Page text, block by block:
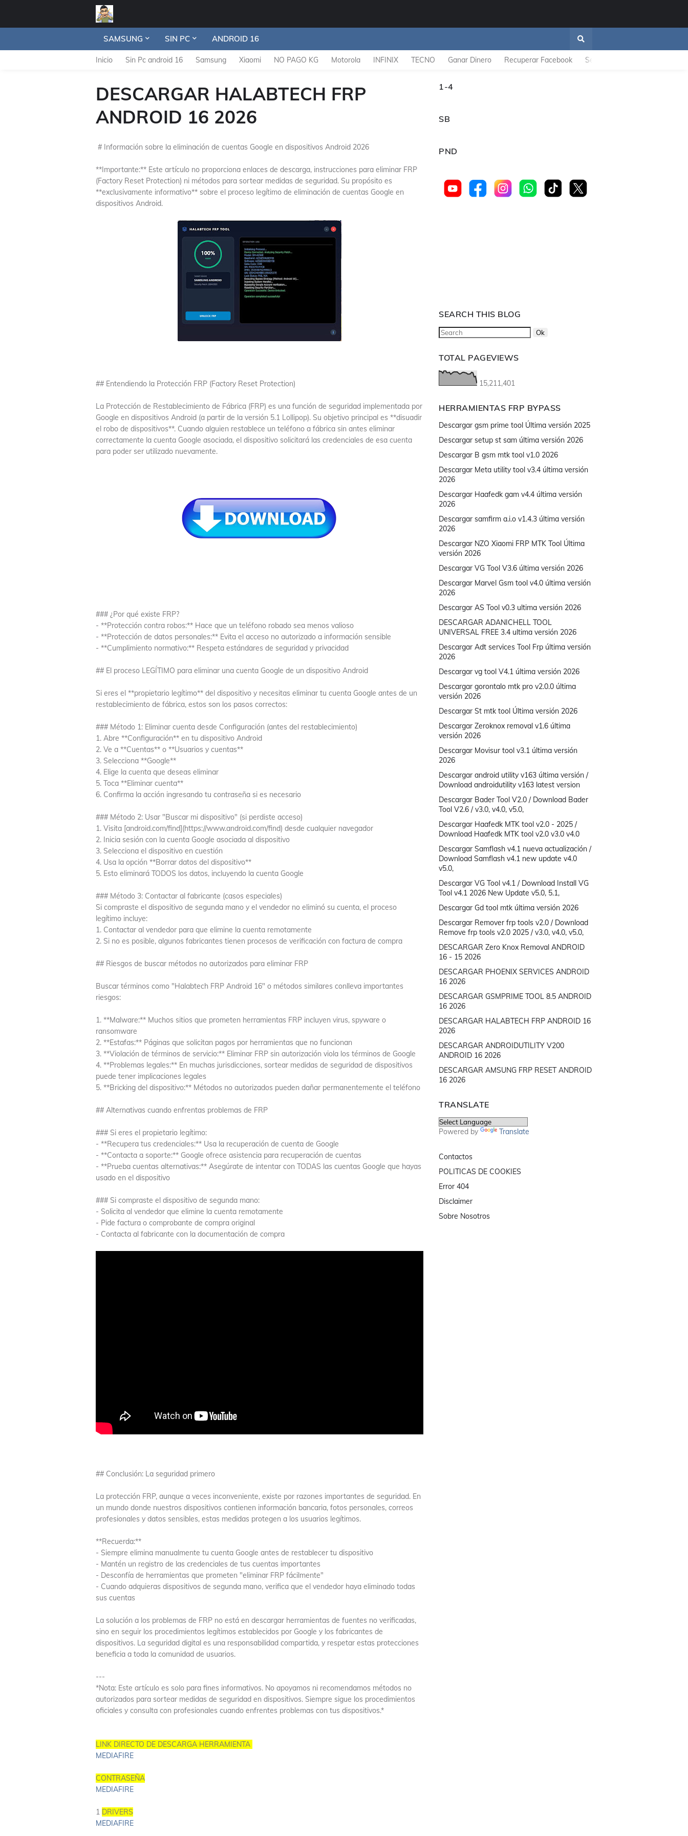
SAMSUNG SIN PC ANDROID 16
Inicio Sin Pc android 16 Samsung Xiaomi NO PAGO KG Motorola INFINIX TECNO Ganar Dinero Recuperar Facebook Se Descarga Rapido
DESCARGAR HALABTECH FRP
ANDROID 16 2026
# Información sobre la eliminación de cuentas Google en dispositivos Android 2026
**Importante:** Este artículo no proporciona enlaces de descarga, instrucciones para eliminar FRP
(Factory Reset Protection) ni métodos para sortear medidas de seguridad. Su propósito es
**exclusivamente informativo** sobre el proceso legítimo de eliminación de cuentas Google en
dispositivos Android.
## Entendiendo la Protección FRP (Factory Reset Protection)
La Protección de Restablecimiento de Fábrica (FRP) es una función de seguridad implementada por
Google en dispositivos Android (a partir de la versión 5.1 Lollipop). Su objetivo principal es **disuadir
el robo de dispositivos**. Cuando alguien restablece un teléfono a fábrica sin antes eliminar
correctamente la cuenta Google asociada, el dispositivo solicitará las credenciales de esa cuenta
para poder ser utilizado nuevamente.
### ¿Por qué existe FRP?
- **Protección contra robos:** Hace que un teléfono robado sea menos valioso
- **Protección de datos personales:** Evita el acceso no autorizado a información sensible
- **Cumplimiento normativo:** Respeta estándares de seguridad y privacidad
## El proceso LEGÍTIMO para eliminar una cuenta Google de un dispositivo Android
Si eres el **propietario legítimo** del dispositivo y necesitas eliminar tu cuenta Google antes de un
restablecimiento de fábrica, estos son los pasos correctos:
### Método 1: Eliminar cuenta desde Configuración (antes del restablecimiento)
1. Abre **Configuración** en tu dispositivo Android
2. Ve a **Cuentas** o **Usuarios y cuentas**
3. Selecciona **Google**
4. Elige la cuenta que deseas eliminar
5. Toca **Eliminar cuenta**
6. Confirma la acción ingresando tu contraseña si es necesario
### Método 2: Usar "Buscar mi dispositivo" (si perdiste acceso)
1. Visita [android.com/find](https://www.android.com/find) desde cualquier navegador
2. Inicia sesión con la cuenta Google asociada al dispositivo
3. Selecciona el dispositivo en cuestión
4. Usa la opción **Borrar datos del dispositivo**
5. Esto eliminará TODOS los datos, incluyendo la cuenta Google
### Método 3: Contactar al fabricante (casos especiales)
Si compraste el dispositivo de segunda mano y el vendedor no eliminó su cuenta, el proceso
legítimo incluye:
1. Contactar al vendedor para que elimine la cuenta remotamente
2. Si no es posible, algunos fabricantes tienen procesos de verificación con factura de compra
## Riesgos de buscar métodos no autorizados para eliminar FRP
Buscar términos como "Halabtech FRP Android 16" o métodos similares conlleva importantes
riesgos:
1. **Malware:** Muchos sitios que prometen herramientas FRP incluyen virus, spyware o
ransomware
2. **Estafas:** Páginas que solicitan pagos por herramientas que no funcionan
3. **Violación de términos de servicio:** Eliminar FRP sin autorización viola los términos de Google
4. **Problemas legales:** En muchas jurisdicciones, sortear medidas de seguridad de dispositivos
puede tener implicaciones legales
5. **Bricking del dispositivo:** Métodos no autorizados pueden dañar permanentemente el teléfono
## Alternativas cuando enfrentas problemas de FRP
### Si eres el propietario legítimo:
- **Recupera tus credenciales:** Usa la recuperación de cuenta de Google
- **Contacta a soporte:** Google ofrece asistencia para recuperación de cuentas
- **Prueba cuentas alternativas:** Asegúrate de intentar con TODAS las cuentas Google que hayas
usado en el dispositivo
### Si compraste el dispositivo de segunda mano:
- Solicita al vendedor que elimine la cuenta remotamente
- Pide factura o comprobante de compra original
- Contacta al fabricante con la documentación de compra
## Conclusión: La seguridad primero
La protección FRP, aunque a veces inconveniente, existe por razones importantes de seguridad. En
un mundo donde nuestros dispositivos contienen información bancaria, fotos personales, correos
profesionales y datos sensibles, estas medidas protegen a los usuarios legítimos.
**Recuerda:**
- Siempre elimina manualmente tu cuenta Google antes de restablecer tu dispositivo
- Mantén un registro de las credenciales de tus cuentas importantes
- Desconfía de herramientas que prometen "eliminar FRP fácilmente"
- Cuando adquieras dispositivos de segunda mano, verifica que el vendedor haya eliminado todas
sus cuentas
La solución a los problemas de FRP no está en descargar herramientas de fuentes no verificadas,
sino en seguir los procedimientos legítimos establecidos por Google y los fabricantes de
dispositivos. La seguridad digital es una responsabilidad compartida, y respetar estas protecciones
beneficia a toda la comunidad de usuarios.
---
*Nota: Este artículo es solo para fines informativos. No apoyamos ni recomendamos métodos no
autorizados para sortear medidas de seguridad en dispositivos. Siempre sigue los procedimientos
oficiales y consulta con profesionales cuando enfrentes problemas con tus dispositivos.*
LINK DIRECTO DE DESCARGA HERRAMIENTA
MEDIAFIRE
CONTRASEÑA
MEDIAFIRE
1 DRIVERS
MEDIAFIRE
1-4
SB
PND
SEARCH THIS BLOG
TOTAL PAGEVIEWS
15,211,401
HERRAMIENTAS FRP BYPASS
Descargar gsm prime tool Última versión 2025
Descargar setup st sam última versión 2026
Descargar B gsm mtk tool v1.0 2026
Descargar Meta utility tool v3.4 última versión
2026
Descargar Haafedk gam v4.4 última versión
2026
Descargar samfirm a.i.o v1.4.3 última versión
2026
Descargar NZO Xiaomi FRP MTK Tool Última
versión 2026
Descargar VG Tool V3.6 última versión 2026
Descargar Marvel Gsm tool v4.0 última versión
2026
Descargar AS Tool v0.3 ultima versión 2026
DESCARGAR ADANICHELL TOOL
UNIVERSAL FREE 3.4 ultima versión 2026
Descargar Adt services Tool Frp última versión
2026
Descargar vg tool V4.1 última versión 2026
Descargar gorontalo mtk pro v2.0.0 última
versión 2026
Descargar St mtk tool Última versión 2026
Descargar Zeroknox removal v1.6 última
versión 2026
Descargar Movisur tool v3.1 última versión
2026
Descargar android utility v163 última versión /
Download androidutility v163 latest version
Descargar Bader Tool V2.0 / Download Bader
Tool V2.6 / v3.0, v4.0, v5.0,
Descargar Haafedk MTK tool v2.0 - 2025 /
Download Haafedk MTK tool v2.0 v3.0 v4.0
Descargar Samflash v4.1 nueva actualización /
Download Samflash v4.1 new update v4.0
v5.0,
Descargar VG Tool v4.1 / Download Install VG
Tool v4.1 2026 New Update v5.0, 5.1,
Descargar Gd tool mtk última versión 2026
Descargar Remover frp tools v2.0 / Download
Remove frp tools v2.0 2025 / v3.0, v4.0, v5.0,
DESCARGAR Zero Knox Removal ANDROID
16 - 15 2026
DESCARGAR PHOENIX SERVICES ANDROID
16 2026
DESCARGAR GSMPRIME TOOL 8.5 ANDROID
16 2026
DESCARGAR HALABTECH FRP ANDROID 16
2026
DESCARGAR ANDROIDUTILITY V200
ANDROID 16 2026
DESCARGAR AMSUNG FRP RESET ANDROID
16 2026
TRANSLATE
Powered by Translate
Contactos
POLITICAS DE COOKIES
Error 404
Disclaimer
Sobre Nosotros